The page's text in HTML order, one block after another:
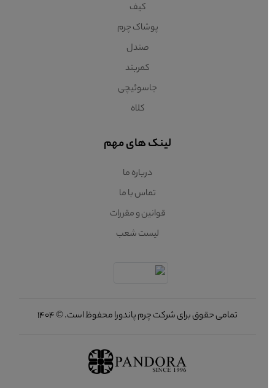
کیف
پوشاک چرم
صندل
کمربند
جاسوئیچی
کلاه
لینک های مهم
درباره ما
تماس با ما
قوانین و مقررات
لیست شعب
تمامی حقوق برای شرکت چرم پاندورا محفوظ است. © 1404